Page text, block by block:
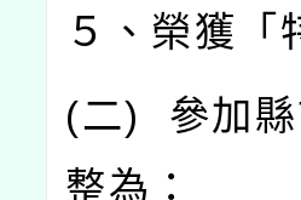
５、榮獲「
(二) 參加
整為：